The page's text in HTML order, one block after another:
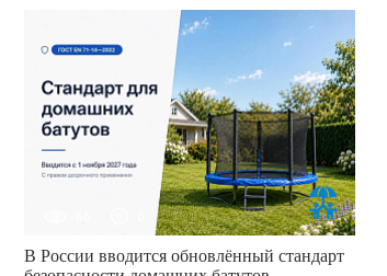
В России вводится обновлённый стандарт